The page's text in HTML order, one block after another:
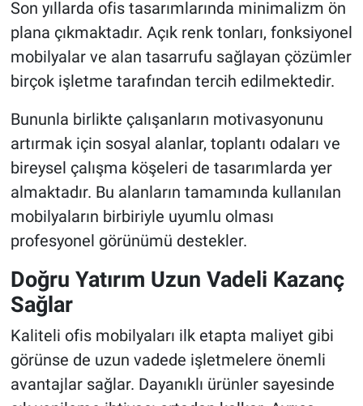
Son yıllarda ofis tasarımlarında minimalizm ön
plana çıkmaktadır. Açık renk tonları, fonksiyonel
mobilyalar ve alan tasarrufu sağlayan çözümler
birçok işletme tarafından tercih edilmektedir.
Bununla birlikte çalışanların motivasyonunu
artırmak için sosyal alanlar, toplantı odaları ve
bireysel çalışma köşeleri de tasarımlarda yer
almaktadır. Bu alanların tamamında kullanılan
mobilyaların birbiriyle uyumlu olması
profesyonel görünümü destekler.
Doğru Yatırım Uzun Vadeli Kazanç
Sağlar
Kaliteli ofis mobilyaları ilk etapta maliyet gibi
görünse de uzun vadede işletmelere önemli
avantajlar sağlar. Dayanıklı ürünler sayesinde